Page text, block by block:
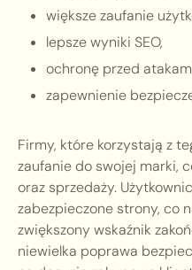
większe zaufanie
lepsze wyniki SEO,
ochronę przed
zapewnienie
Firmy, które korzystają z
zaufanie do swojej marki,
oraz sprzedaży.
zabezpieczone strony, co
zwiększony wskaźnik
niewielka poprawa